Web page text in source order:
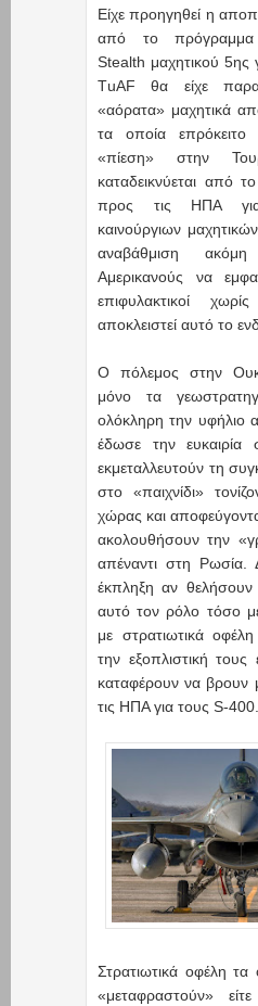
Είχε προηγηθεί η
από το
Stealth μαχητικού
ΤuAF θα είχε
«αόρατα» μαχητικά
τα οποία
«πίεση» στην
καταδεικνύεται από
προς τις ΗΠΑ
καινούργιων
αναβάθμιση
Αμερικανούς να
επιφυλακτικοί
αποκλειστεί αυτό το
Ο πόλεμος στην
μόνο τα
ολόκληρη την υφήλιο
έδωσε την ευκαιρία
εκμεταλλευτούν τη
στο «παιχνίδι»
χώρας και
ακολουθήσουν την
απέναντι στη Ρωσία.
έκπληξη αν θελήσουν
αυτό τον ρόλο τόσο
με στρατιωτικά
την εξοπλιστική τους
καταφέρουν να βρουν
τις ΗΠΑ για τους S-400.
Στρατιωτικά οφέλη
«μεταφραστούν»